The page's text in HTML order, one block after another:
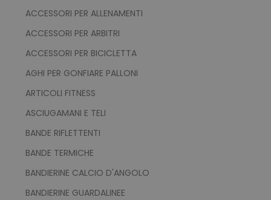
ACCESSORI PER ALLENAMENTI
ACCESSORI PER ARBITRI
ACCESSORI PER BICICLETTA
AGHI PER GONFIARE PALLONI
ARTICOLI FITNESS
ASCIUGAMANI E TELI
BANDE RIFLETTENTI
BANDE TERMICHE
BANDIERINE CALCIO D'ANGOLO
BANDIERINE GUARDALINEE